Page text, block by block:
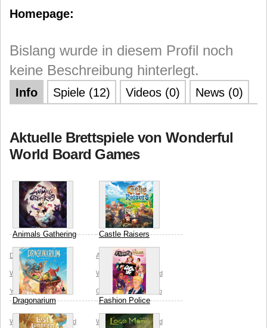
Homepage:
Bislang wurde in diesem Profil noch
keine Beschreibung hinterlegt.
Info Spiele (12) Videos (0) News (0)
Aktuelle Brettspiele von Wonderful
World Board Games
Animals Gathering
DuGuWei Wonderful
World Board Games
Yuan Momoco
Castle Raisers
Anthony Perone
Wonderful World Board
Games Yuan Momoco
Dragonarium
Wonderful World Board
Fashion Police
Wonderful World Board